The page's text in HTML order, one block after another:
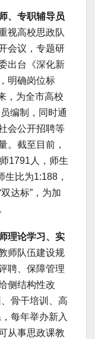
、专职辅导员
视高校思政队
会议，专题研
出台《深化新
明确岗位标
，为全市高校
编制，同时通
会公开招聘等
。截至目前，
1791人，师生
比为1:188，
达标”，为加
理论学习、实
师队伍建设规
聘、保障管理
侧结构性改
骨干培训、高
每年举办新入
从事思政课教